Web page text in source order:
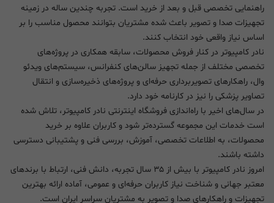
راهنمایی تخصصی قبل و بعد از خرید است. تجربه چندین ساله در زمینه
تجهیزات صدا و تصویر باعث شده مشتریان بتوانند محصول مناسب را بر
اساس نیاز واقعی خود انتخاب کنند.
نادر کامپیوتر در کنار فروش محصولات، سابقه همکاری در پروژه‌های
تخصصی مختلف از جمله تجهیز سالن‌های کنفرانس، سیستم‌های ویدئو
وال، راهکارهای تصویربرداری حرفه‌ای و پروژه‌های ذخیره‌سازی و انتقال
تصاویر پزشکی را نیز در کارنامه خود دارد.
در سال‌های اخیر با راه‌اندازی فروشگاه اینترنتی نادر کامپیوتر، تلاش شده
است خدمات این مجموعه گسترده‌تر شود و کاربران علاوه بر خرید
محصولات، به اطلاعات تخصصی، آموزش، بررسی فنی و پشتیبانی دسترسی
داشته باشند.
امروز نادر کامپیوتر با بیش از ۳۵ سال تجربه، دانش فنی، ارتباط با برندهای
معتبر جهانی و شناخت نیاز کاربران حرفه‌ای و عمومی، آماده ارائه بهترین
تجهیزات و راهکارهای صدا و تصویر به مشتریان سراسر ایران است.